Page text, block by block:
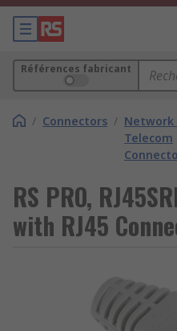
Références fabricant
/ Connectors / Network
Telecom
RS PRO,
with RJ45